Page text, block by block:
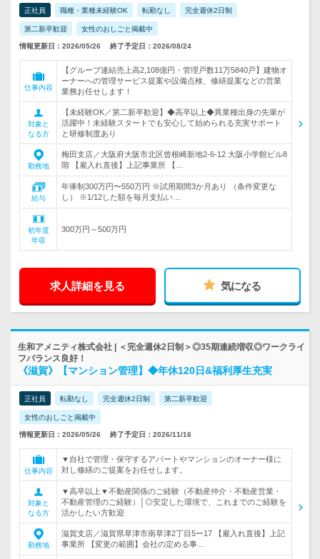
正社員 職種・業種未経験OK 転勤なし 完全週休2日制
第二新卒歓迎 女性のおしごと掲載中
情報更新日：2026/05/26 終了予定日：2026/08/24
仕事内容
【グループ連結売上高2,108億円・管理戸数11万5840戸】建物オ
ーナーへの管理サービス提案や設備点検、修繕提案などの営業
業務お任せします！
対象と
なる方
【未経験OK／第二新卒歓迎】◆高卒以上◆異業種出身の先輩が
活躍中！未経験スタートでも安心して始められる充実サポート
と研修制度あり
勤務地
梅田支店／大阪府大阪市北区曾根崎新地2-6-12 大阪小学館ビル8
階 【雇入れ直後】上記事業所 【…
給与
年俸制300万円〜550万円 ※試用期間3か月あり （条件変更な
し） ※1/12した額を毎月支払い…
初年度
年収
300万円～500万円
求人詳細を見る 気になる
生和アメニティ株式会社 | ＜完全週休2日制＞◎35期連続増収◎ワークライ
フバランス良好！
《滋賀》【マンション管理】◆年休120日&福利厚生充実
正社員 転勤なし 完全週休2日制 第二新卒歓迎
女性のおしごと掲載中
情報更新日：2026/05/26 終了予定日：2026/11/16
仕事内容
▼自社で管理・保守するアパートやマンションのオーナー様に
対し修繕のご提案をお任せします。
対象と
なる方
▼高卒以上▼不動産関係のご経験（不動産仲介・不動産営業・
不動産管理のご経験）│◎安定した環境で、これまでのご経験を
活かしたい方歓迎
勤務地
滋賀支店／滋賀県草津市南草津2丁目5ー17 【雇入れ直後】上記
事業所 【変更の範囲】会社の定める事…